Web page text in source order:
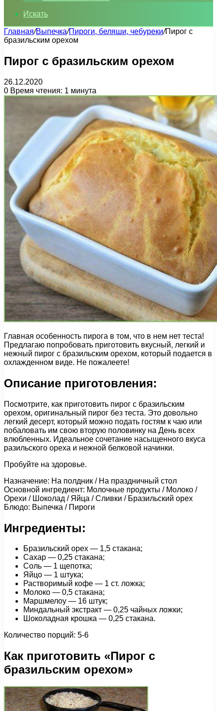
Искать
Главная/Выпечка/Пироги, беляши, чебуреки/Пирог с
бразильским орехом
Пирог с бразильским орехом
26.12.2020
0 Время чтения: 1 минута
Главная особенность пирога в том, что в нем нет теста!
Предлагаю попробовать приготовить вкусный, легкий и
нежный пирог с бразильским орехом, который подается в
охлажденном виде. Не пожалеете!
Описание приготовления:
Посмотрите, как приготовить пирог с бразильским
орехом, оригинальный пирог без теста. Это довольно
легкий десерт, который можно подать гостям к чаю или
побаловать им свою вторую половинку на День всех
влюбленных. Идеальное сочетание насыщенного вкуса
разильского ореха и нежной белковой начинки.
Пробуйте на здоровье.
Назначение: На полдник / На праздничный стол
Основной ингредиент: Молочные продукты / Молоко /
Орехи / Шоколад / Яйца / Сливки / Бразильский орех
Блюдо: Выпечка / Пироги
Ингредиенты:
Бразильский орех — 1,5 стакана;
Сахар — 0,25 стакана;
Соль — 1 щепотка;
Яйцо — 1 штука;
Растворимый кофе — 1 ст. ложка;
Молоко — 0,5 стакана;
Маршмелоу — 16 штук;
Миндальный экстракт — 0,25 чайных ложки;
Шоколадная крошка — 0,25 стакана.
Количество порций: 5-6
Как приготовить «Пирог с
бразильским орехом»